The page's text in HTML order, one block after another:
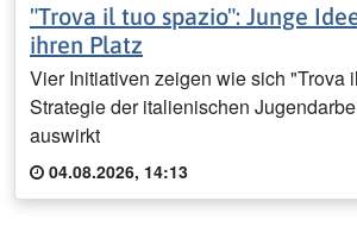
"Trova il tuo spazio": Junge
ihren Platz
Vier Initiativen zeigen wie sich "Trova
Strategie der italienischen
auswirkt
04.08.2026, 14:13